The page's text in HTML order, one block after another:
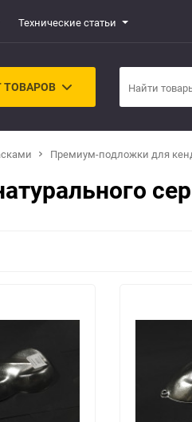
Технические статьи
ТОВАРОВ
Премиум-подложки для